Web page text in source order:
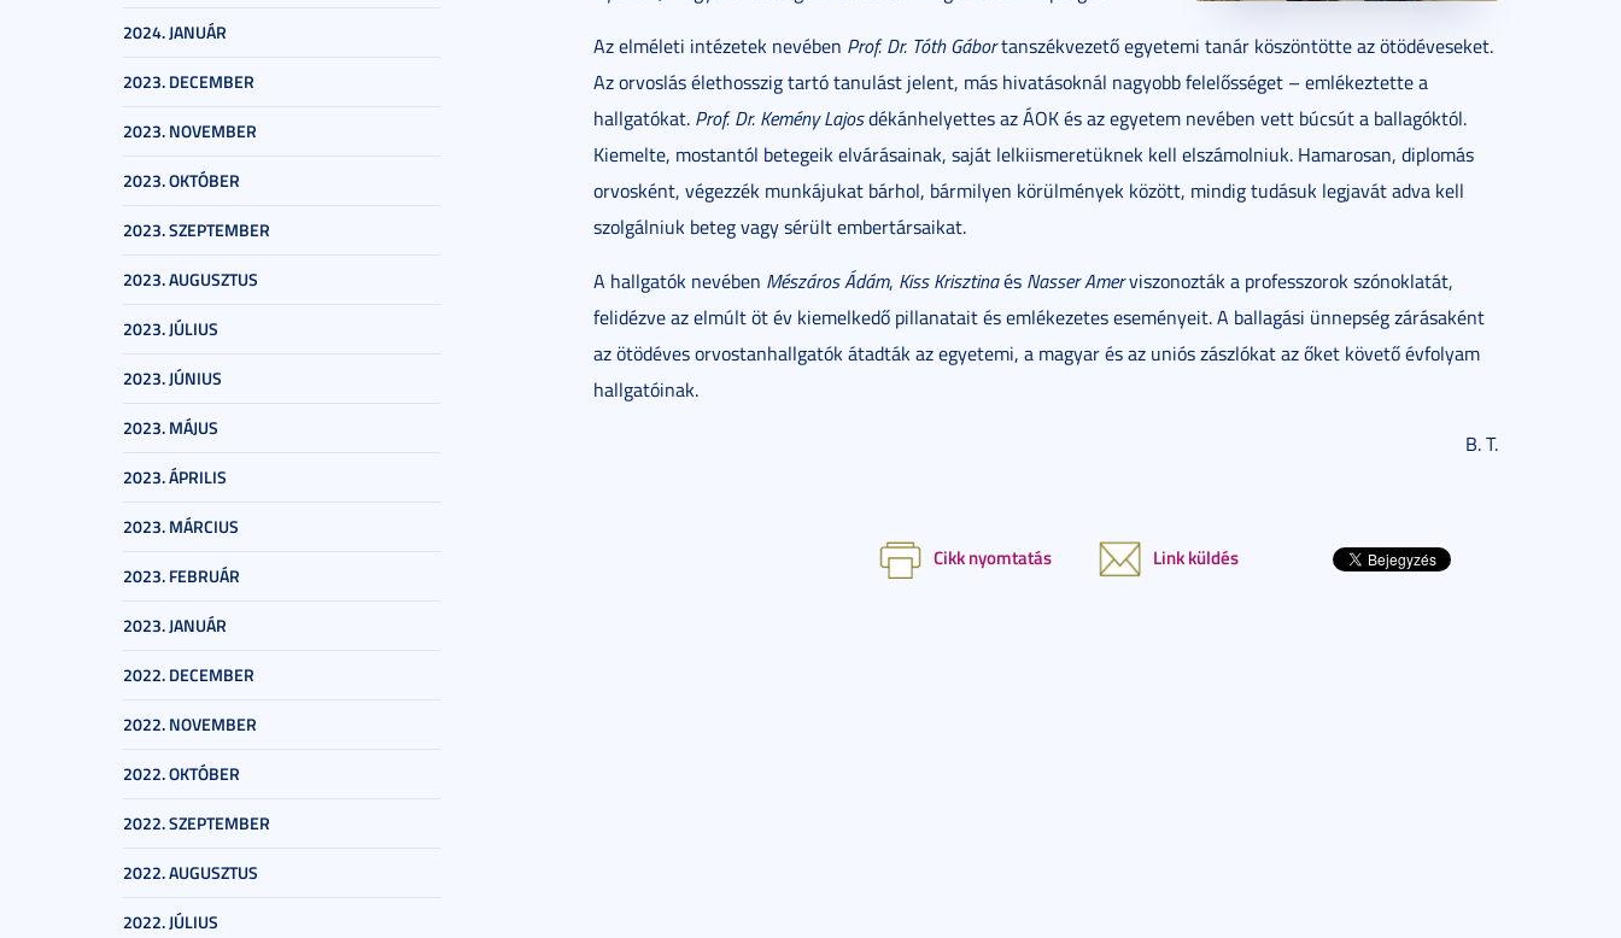
2024. JANUÁR
2023. DECEMBER
2023. NOVEMBER
2023. OKTÓBER
2023. SZEPTEMBER
2023. AUGUSZTUS
2023. JÚLIUS
2023. JÚNIUS
2023. MÁJUS
2023. ÁPRILIS
2023. MÁRCIUS
2023. FEBRUÁR
2023. JANUÁR
2022. DECEMBER
2022. NOVEMBER
2022. OKTÓBER
2022. SZEPTEMBER
2022. AUGUSZTUS
2022. JÚLIUS
Az elméleti intézetek nevében Prof. Dr. Tóth Gábortanszékvezető egyetemi tanár köszöntötte az ötödéveseket.
Az orvoslás élethosszig tartó tanulást jelent, más hivatásoknál nagyobb felelősséget – emlékeztette a
hallgatókat. Prof. Dr. Kemény Lajosdékánhelyettes az ÁOK és az egyetem nevében vett búcsút a ballagóktól.
Kiemelte, mostantól betegeik elvárásainak, saját lelkiismeretüknek kell elszámolniuk. Hamarosan, diplomás
orvosként, végezzék munkájukat bárhol, bármilyen körülmények között, mindig tudásuk legjavát adva kell
szolgálniuk beteg vagy sérült embertársaikat.
A hallgatók nevében Mészáros Ádám, Kiss Krisztinaés NasserAmerviszonozták a professzorok szónoklatát,
felidézve az elmúlt öt év kiemelkedő pillanatait és emlékezetes eseményeit. A ballagási ünnepség zárásaként
az ötödéves orvostanhallgatók átadták az egyetemi, a magyar és az uniós zászlókat az őket követő évfolyam
hallgatóinak.
B. T.
Cikk nyomtatás Link küldés